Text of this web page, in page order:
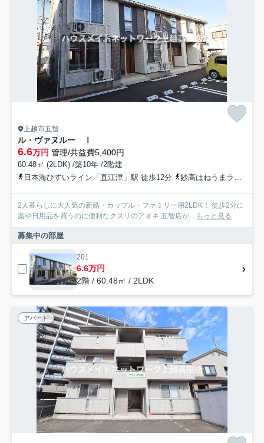
上越市五智
ル・ヴァヌルー Ⅰ
6.6万円 管理/共益費5,400円
60.48㎡ (2LDK) /築10年 /2階建
日本海ひすいライン「直江津」駅 徒歩12分
妙高はねうまライン「直江津」駅 徒歩12分
2人暮らしに大人気の新婚・カップル・ファミリー用2LDK！ 徒歩2分に
薬や日用品を買うのに便利なクスリのアオキ 五智店が...
もっと見る
募集中の部屋
201
6.6万円
2階 / 60.48㎡ / 2LDK
アパート